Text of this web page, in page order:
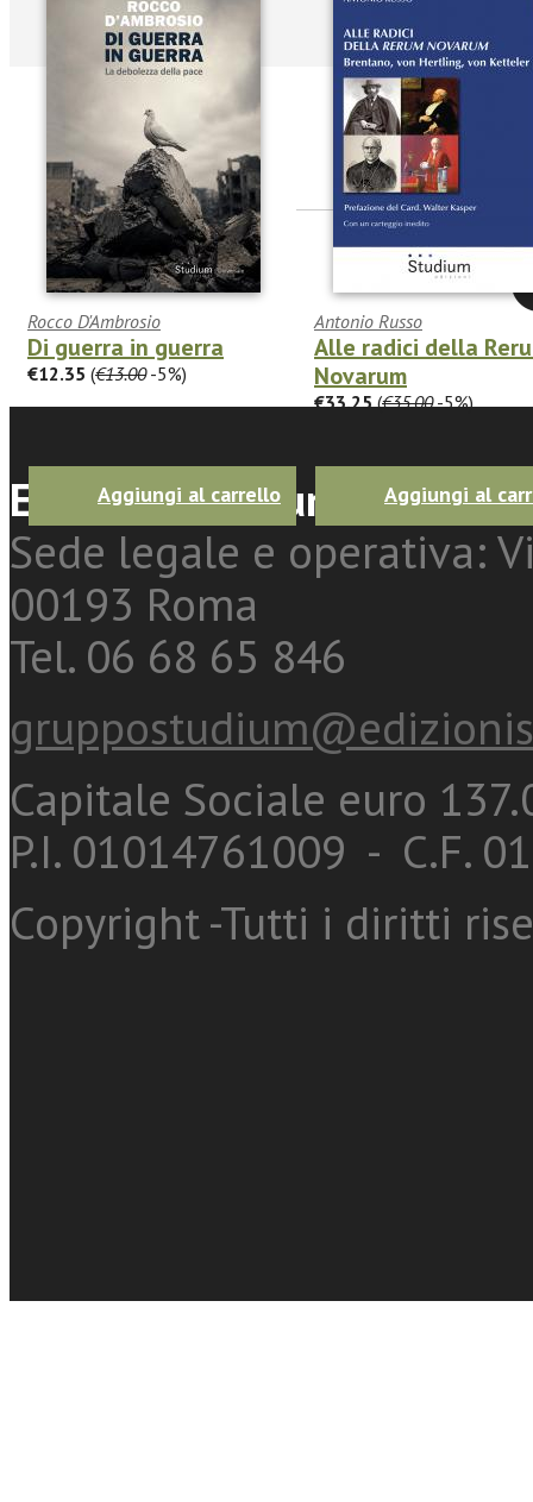
Rocco D'Ambrosio
Di guerra in guerra
€12.35 (€13.00-5%)
Aggiungi al carrello
Antonio Russo
Alle radici della
Novarum
€33.25 (€35.00-5%)
Aggiungi al
Twitter
Edizioni Studium Srl
Sede legale e operativa:
00193 Roma
Tel. 06 68 65 846
Capitale Sociale euro
P.I. 01014761009 - C.F.
Copyright -Tutti i diritti